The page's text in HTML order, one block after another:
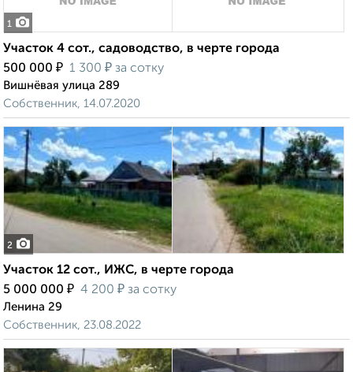
1
Участок 4 сот., садоводство, в черте города
500 000 ₽ 1 300 ₽ за сотку
Вишнёвая улица 289
Собственник, 14.07.2020
2
Участок 12 сот., ИЖС, в черте города
5 000 000 ₽ 4 200 ₽ за сотку
Ленина 29
Собственник, 23.08.2022